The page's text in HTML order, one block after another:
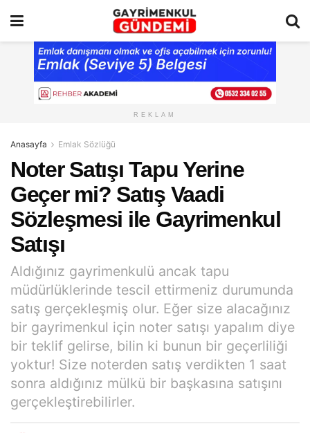
REKLAM
Anasayfa Emlak Sözlüğü
Noter Satışı Tapu Yerine
Geçer mi? Satış Vaadi
Sözleşmesi ile Gayrimenkul
Satışı
Aldığınız gayrimenkulü ancak tapu
müdürlüklerinde tescil ettirmeniz durumunda
satış gerçekleşmiş olur. Eğer size alacağınız
bir gayrimenkul için noter satışı yapalım diye
bir teklif gelirse, bilin ki bunun bir geçerliliği
yoktur! Size noterden satış verdikten 1 saat
sonra aldığınız mülkü bir başkasına satışını
gerçekleştirebilirler.